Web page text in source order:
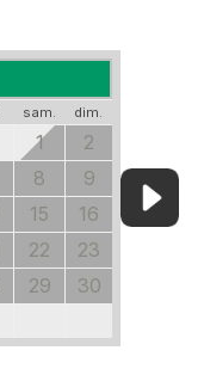
sam. dim.
1
2
8
9
15
16
22
23
29
30